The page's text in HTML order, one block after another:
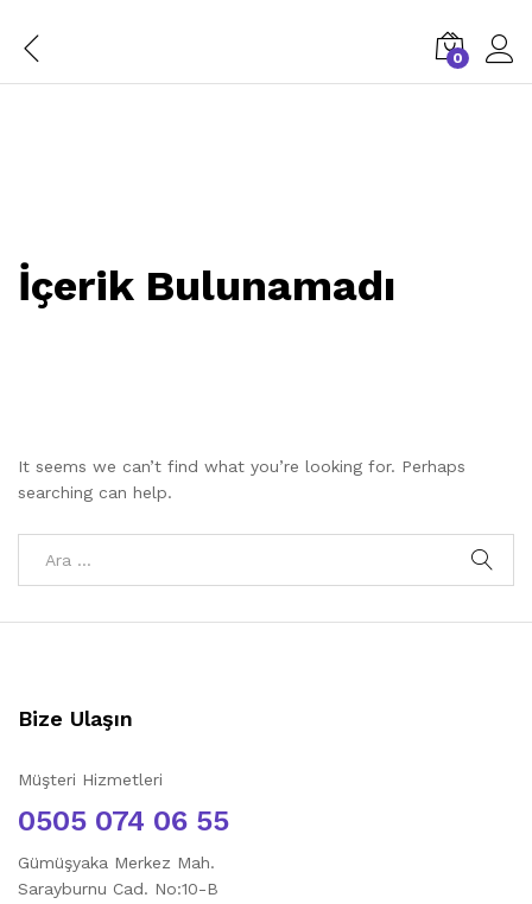
0
İçerik Bulunamadı
It seems we can’t find what you’re looking for. Perhaps
searching can help.
Bize Ulaşın
Müşteri Hizmetleri
0505 074 06 55
Gümüşyaka Merkez Mah.
Sarayburnu Cad. No:10-B